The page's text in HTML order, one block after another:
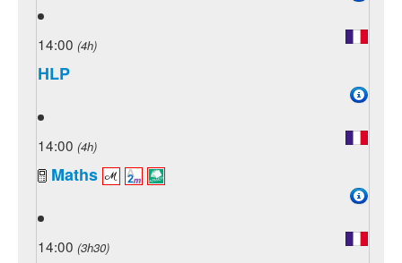
14:00 (4h)
HLP
14:00 (4h)
Maths
14:00 (3h30)